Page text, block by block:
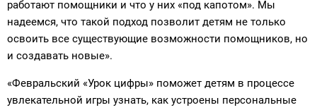
работают помощники и что у них «под капотом». Мы
надеемся, что такой подход позволит детям не только
освоить все существующие возможности помощников, но
и создавать новые».
«Февральский «Урок цифры» поможет детям в процессе
увлекательной игры узнать, как устроены персональные